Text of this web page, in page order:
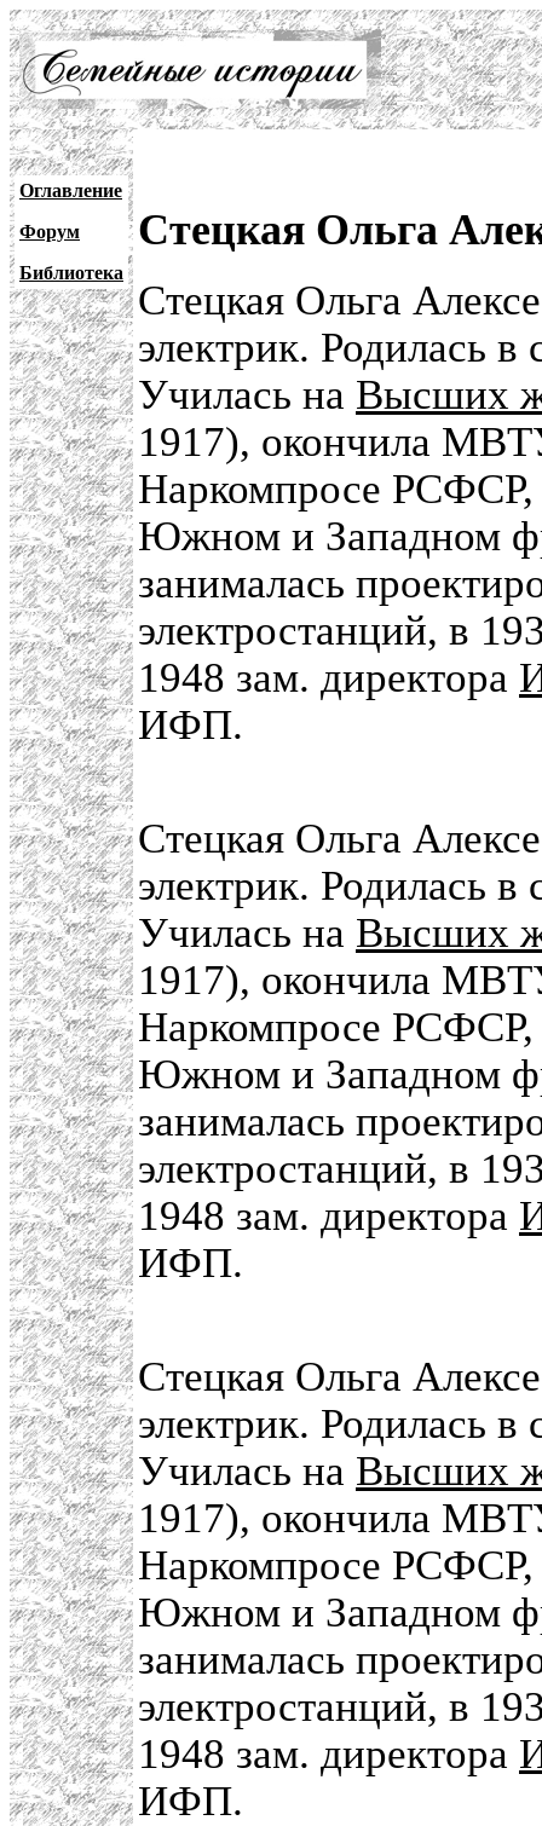
Оглавление
Форум
Библиотека
Стецкая Ольга
Стецкая Ольга
электрик. Родилась
Училась на Высших
1917), окончила
Наркомпросе РСФСР,
Южном и Западном
занималась
электростанций, в
1948 зам. директора
ИФП.
Стецкая Ольга
электрик. Родилась
Училась на Высших
1917), окончила
Наркомпросе РСФСР,
Южном и Западном
занималась
электростанций, в
1948 зам. директора
ИФП.
Стецкая Ольга
электрик. Родилась
Училась на Высших
1917), окончила
Наркомпросе РСФСР,
Южном и Западном
занималась
электростанций, в
1948 зам. директора
ИФП.